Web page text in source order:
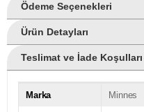
Ödeme Seçenekleri
Ürün Detayları
Teslimat ve İade Koşulları
Marka Minnes